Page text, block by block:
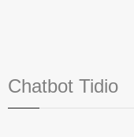
Chatbot Tidio